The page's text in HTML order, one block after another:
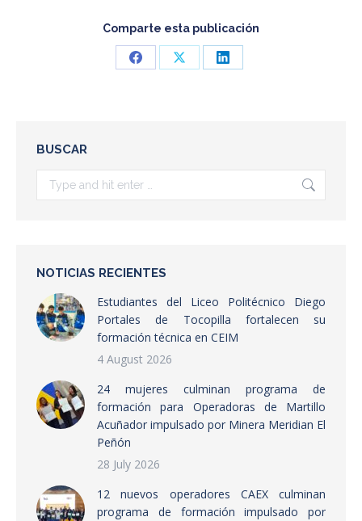
Comparte esta publicación
Share
Share
Share
BUSCAR
Search:
NOTICIAS RECIENTES
Estudiantes del Liceo Politécnico Diego
Portales de Tocopilla fortalecen su
formación técnica en CEIM
4 August 2026
24 mujeres culminan programa de
formación para Operadoras de Martillo
Acuñador impulsado por Minera Meridian El
Peñón
28 July 2026
12 nuevos operadores CAEX culminan
programa de formación impulsado por